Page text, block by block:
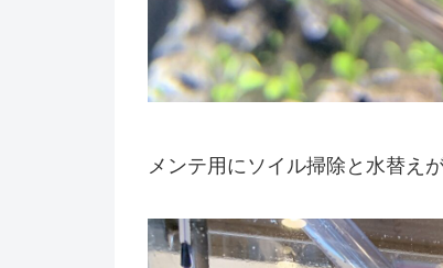
メンテ用にソイル掃除と水替え